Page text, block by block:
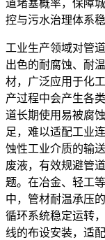
道堵塞概率，保障
控与污水治理体系稳
工业生产领域对管
出色的耐腐蚀、耐
材，广泛应用于化
产过程中会产生各
道长期使用易被腐
足，难以适配工业
蚀性工业介质的输
废液，有效规避管
题。在冶金、轻工
中，管材耐温承压
循环系统稳定运转
线的布设安装，适